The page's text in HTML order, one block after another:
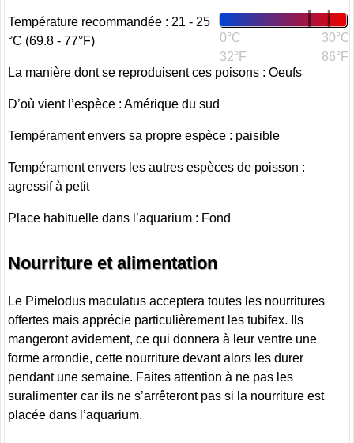
0°C
32°F
30°C
86°F
Température recommandée : 21 - 25
°C (69.8 - 77°F)
La manière dont se reproduisent ces poisons : Oeufs
D’où vient l’espèce : Amérique du sud
Tempérament envers sa propre espèce : paisible
Tempérament envers les autres espèces de poisson :
agressif à petit
Place habituelle dans l’aquarium : Fond
Nourriture et alimentation
Le Pimelodus maculatus acceptera toutes les nourritures
offertes mais apprécie particulièrement les tubifex. Ils
mangeront avidement, ce qui donnera à leur ventre une
forme arrondie, cette nourriture devant alors les durer
pendant une semaine. Faites attention à ne pas les
suralimenter car ils ne s’arrêteront pas si la nourriture est
placée dans l’aquarium.